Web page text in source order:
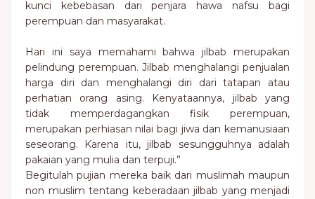
kunci kebebasan dari penjara hawa nafsu bagi
perempuan dan masyarakat.
Hari ini saya memahami bahwa jilbab merupakan
pelindung perempuan. Jilbab menghalangi penjualan
harga diri dan menghalangi diri dari tatapan atau
perhatian orang asing. Kenyataannya, jilbab yang
tidak memperdagangkan fisik perempuan,
merupakan perhiasan nilai bagi jiwa dan kemanusiaan
seseorang. Karena itu, jilbab sesungguhnya adalah
pakaian yang mulia dan terpuji.”
Begitulah pujian mereka baik dari muslimah maupun
non muslim tentang keberadaan jilbab yang menjadi